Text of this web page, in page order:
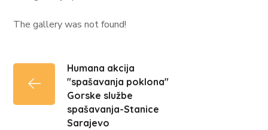
The gallery was not found!
Humana akcija
"spašavanja poklona"
Gorske službe
spašavanja-Stanice
Sarajevo